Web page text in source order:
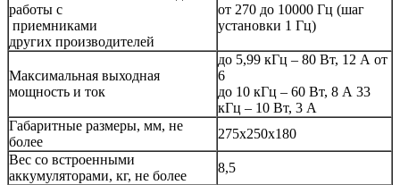
работы с
приемниками
других производителей
от 270 до 10000 Гц (шаг
установки 1 Гц)
Максимальная выходная
мощность и ток
до 5,99 кГц – 80 Вт, 12 А от
6
до 10 кГц – 60 Вт, 8 А 33
кГц – 10 Вт, 3 А
Габаритные размеры, мм, не
более
275х250х180
Вес со встроенными
аккумуляторами, кг, не более
8,5